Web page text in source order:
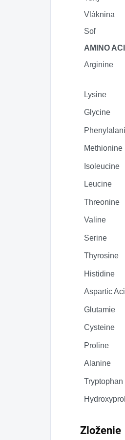
Vláknina
Soľ
AMINO
Arginine
Lysine
Glycine
Methionine
Isoleucine
Leucine
Threonine
Valine
Serine
Thyrosine
Histidine
Aspartic
Glutamie
Cysteine
Proline
Alanine
Tryptophan
Zloženie